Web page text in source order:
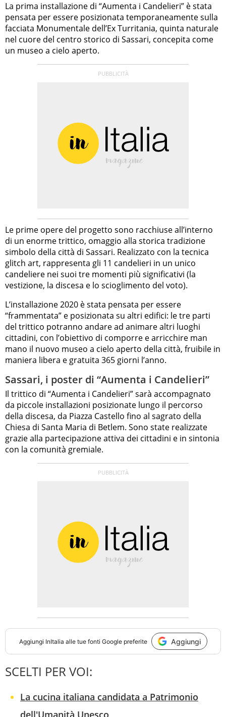
La prima installazione di “Aumenta i Candelieri” è stata
pensata per essere posizionata temporaneamente sulla
facciata Monumentale dell’Ex Turritania, quinta naturale
nel cuore del centro storico di Sassari, concepita come
un museo a cielo aperto.
Le prime opere del progetto sono racchiuse all’interno
di un enorme trittico, omaggio alla storica tradizione
simbolo della città di Sassari. Realizzato con la tecnica
glitch art, rappresenta gli 11 candelieri in un unico
candeliere nei suoi tre momenti più significativi (la
vestizione, la discesa e lo scioglimento del voto).
L’installazione 2020 è stata pensata per essere
“frammentata” e posizionata su altri edifici: le tre parti
del trittico potranno andare ad animare altri luoghi
cittadini, con l’obiettivo di comporre e arricchire man
mano il nuovo museo a cielo aperto della città, fruibile in
maniera libera e gratuita 365 giorni l’anno.
Sassari, i poster di “Aumenta i Candelieri”
Il trittico di “Aumenta i Candelieri” sarà accompagnato
da piccole installazioni posizionate lungo il percorso
della discesa, da Piazza Castello fino al sagrato della
Chiesa di Santa Maria di Betlem. Sono state realizzate
grazie alla partecipazione attiva dei cittadini e in sintonia
con la comunità gremiale.
Aggiungi InItalia alle tue fonti Google preferite Aggiungi
SCELTI PER VOI:
La cucina italiana candidata a Patrimonio
dell'Umanità Unesco